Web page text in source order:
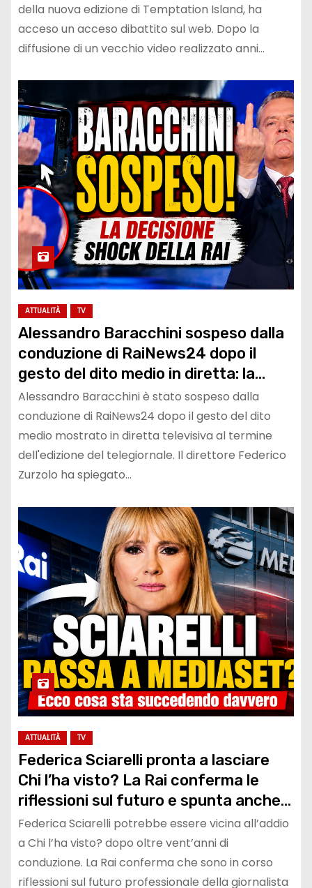
della nuova edizione di Temptation Island, ha
acceso un acceso dibattito sul web. Dopo la
diffusione di un vecchio video realizzato anni…
ATTUALITÀ TV
Alessandro Baracchini sospeso dalla
conduzione di RaiNews24 dopo il
gesto del dito medio in diretta: la
decisione della Rai e cosa è successo
Alessandro Baracchini è stato sospeso dalla
conduzione di RaiNews24 dopo il gesto del dito
medio mostrato in diretta televisiva al termine
dell'edizione del telegiornale. Il direttore Federico
Zurzolo ha spiegato…
ATTUALITÀ TV
Federica Sciarelli pronta a lasciare
Chi l’ha visto? La Rai conferma le
riflessioni sul futuro e spunta anche
l’ipotesi Mediaset
Federica Sciarelli potrebbe essere vicina all’addio
a Chi l’ha visto? dopo oltre vent’anni di
conduzione. La Rai conferma che sono in corso
riflessioni sul futuro professionale della giornalista